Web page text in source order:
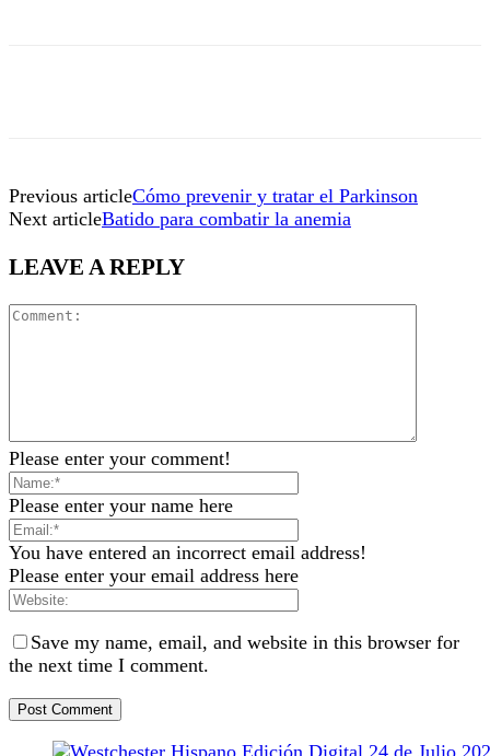
Previous articleCómo prevenir y tratar el Parkinson
Next articleBatido para combatir la anemia
LEAVE A REPLY
Please enter your comment!
Please enter your name here
You have entered an incorrect email address!
Please enter your email address here
Save my name, email, and website in this browser for
the next time I comment.